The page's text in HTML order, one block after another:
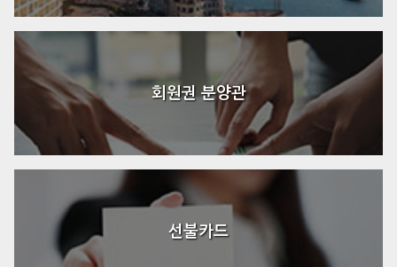
회원권 분양관
선불카드